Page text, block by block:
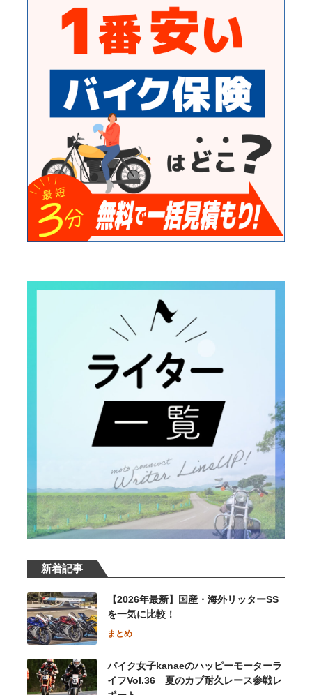
新着記事
【2026年最新】国産・海外リッターSS
を一気に比較！
まとめ
バイク女子kanaeのハッピーモーターラ
イフVol.36 夏のカブ耐久レース参戦レ